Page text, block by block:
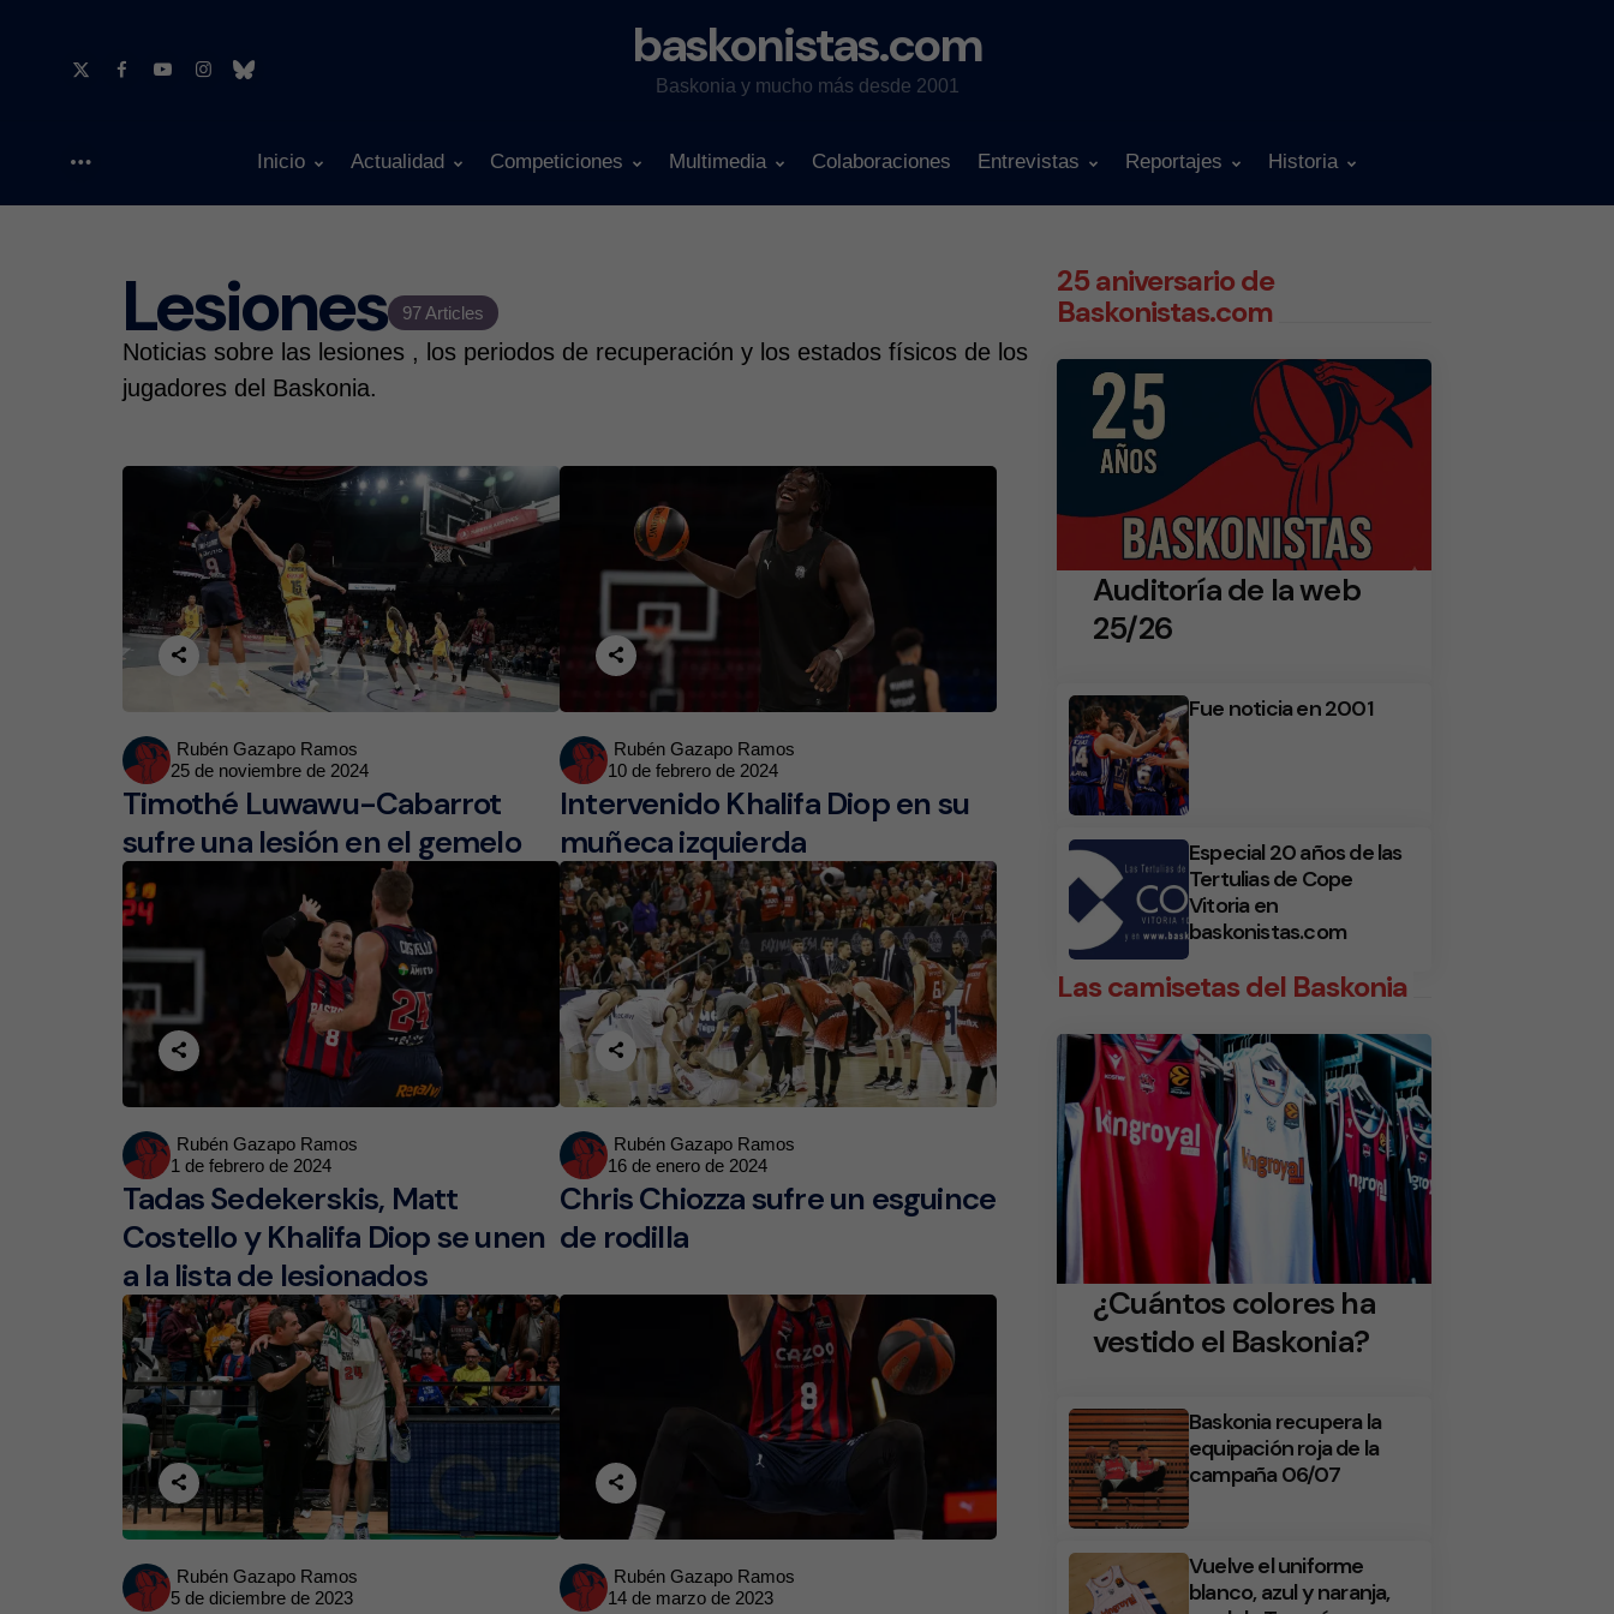
baskonistas.com
Baskonia y mucho más desde 2001
Inicio Actualidad Competiciones Multimedia Colaboraciones Entrevistas Reportajes Historia
97 Articles
Lesiones
Noticias sobre las lesiones , los periodos de recuperación y los estados físicos de los
jugadores del Baskonia.
Posted
by
Rubén Gazapo Ramos
25 de noviembre de 2024
Timothé Luwawu-Cabarrot
sufre una lesión en el gemelo
Posted
by
Rubén Gazapo Ramos
10 de febrero de 2024
Intervenido Khalifa Diop en su
muñeca izquierda
Posted
by
Rubén Gazapo Ramos
1 de febrero de 2024
Tadas Sedekerskis, Matt
Costello y Khalifa Diop se unen
a la lista de lesionados
Posted
by
Rubén Gazapo Ramos
16 de enero de 2024
Chris Chiozza sufre un esguince
de rodilla
Posted
by
Rubén Gazapo Ramos
5 de diciembre de 2023
Posted
by
Rubén Gazapo Ramos
14 de marzo de 2023
25 aniversario de
Baskonistas.com
Auditoría de la web
25/26
Fue noticia en 2001
Especial 20 años de las
Tertulias de Cope
Vitoria en
baskonistas.com
Las camisetas del Baskonia
¿Cuántos colores ha
vestido el Baskonia?
Baskonia recupera la
equipación roja de la
campaña 06/07
Vuelve el uniforme
blanco, azul y naranja,